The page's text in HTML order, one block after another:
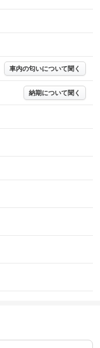
時は必ず現車をご確認
につきましては、形式
日の鑑定結果となりま
下さい。
車内の匂いについて聞く
納期について聞く